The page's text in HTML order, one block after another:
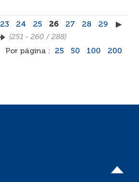
23 24 25 26 27 28
29
(251 - 260 / 288)
Por página :
25 50 100 200